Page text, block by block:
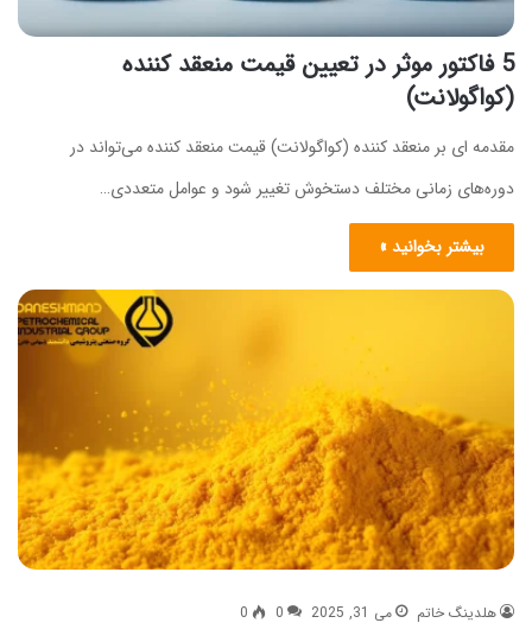
5 فاکتور موثر در تعیین قیمت منعقد کننده
(کواگولانت)
مقدمه ای بر منعقد کننده (کواگولانت) قیمت منعقد کننده‌ می‌تواند در
دوره‌های زمانی مختلف دستخوش تغییر شود و عوامل متعددی…
بیشتر بخوانید »
هلدینگ خاتم می 31, 2025 0
0